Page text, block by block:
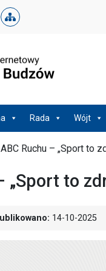
Rada Wójt
ABC Ruchu – „Sport to
„Sport to
14-10-2025